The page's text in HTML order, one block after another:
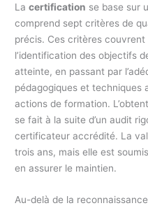
Lacertification se base sur
comprend sept critères de
précis. Ces critères
l’identification des objectifs
atteinte, en passant par
pédagogiques et techniques
actions de formation.
se fait à la suite d’un audit
certificateur accrédité. La
trois ans, mais elle est
en assurer le maintien.
Au-delà de la